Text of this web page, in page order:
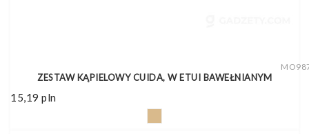
ZESTAW KĄPIELOWY CUIDA, W ETUI BAWEŁNIANYM
15,19 pln